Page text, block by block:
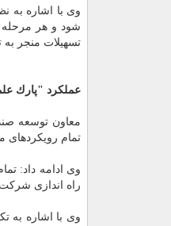
وی با اشاره به
شود و هر
تسهیلات منجر
عملكرد "پارك
معاون توسعه
تمام
وی ادامه داد:
راه اندازی
وی با اشاره به